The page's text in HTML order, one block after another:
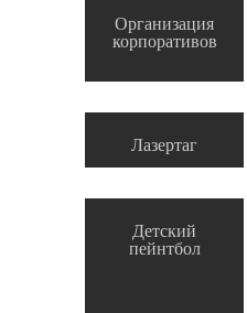
Организация
корпоративов
Лазертаг
Детский
пейнтбол